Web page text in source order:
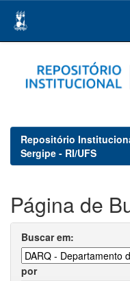
navigation
Repositório
Sergipe - RI/UFS
Página de
Buscar em:
por